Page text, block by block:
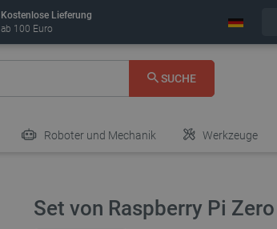
Kostenlose Lieferung
ab 100 Euro
SUCHE
Roboter und Mechanik Werkzeuge
Set von Raspberry Pi